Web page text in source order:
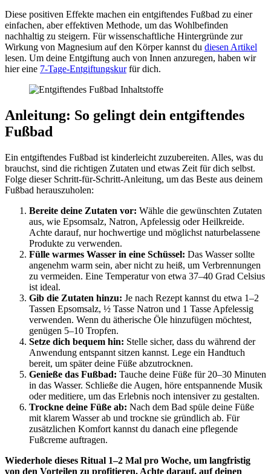
Diese positiven Effekte machen ein entgiftendes Fußbad zu einer
einfachen, aber effektiven Methode, um das Wohlbefinden
nachhaltig zu steigern. Für wissenschaftliche Hintergründe zur
Wirkung von Magnesium auf den Körper kannst du diesen Artikel
lesen. Um deine Entgiftung auch von Innen anzuregen, haben wir
hier eine 7-Tage-Entgiftungskurfür dich.
Anleitung: So gelingt dein entgiftendes
Fußbad
Ein entgiftendes Fußbad ist kinderleicht zuzubereiten. Alles, was du
brauchst, sind die richtigen Zutaten und etwas Zeit für dich selbst.
Folge dieser Schritt-für-Schritt-Anleitung, um das Beste aus deinem
Fußbad herauszuholen:
Bereite deine Zutaten vor: Wähle die gewünschten Zutaten
aus, wie Epsomsalz, Natron, Apfelessig oder Heilkreide.
Achte darauf, nur hochwertige und möglichst naturbelassene
Produkte zu verwenden.
Fülle warmes Wasser in eine Schüssel: Das Wasser sollte
angenehm warm sein, aber nicht zu heiß, um Verbrennungen
zu vermeiden. Eine Temperatur von etwa 37–40 Grad Celsius
ist ideal.
Gib die Zutaten hinzu: Je nach Rezept kannst du etwa 1–2
Tassen Epsomsalz, ½ Tasse Natron und 1 Tasse Apfelessig
verwenden. Wenn du ätherische Öle hinzufügen möchtest,
genügen 5–10 Tropfen.
Setze dich bequem hin: Stelle sicher, dass du während der
Anwendung entspannt sitzen kannst. Lege ein Handtuch
bereit, um später deine Füße abzutrocknen.
Genieße das Fußbad: Tauche deine Füße für 20–30 Minuten
in das Wasser. Schließe die Augen, höre entspannende Musik
oder meditiere, um das Erlebnis noch intensiver zu gestalten.
Trockne deine Füße ab: Nach dem Bad spüle deine Füße
mit klarem Wasser ab und trockne sie gründlich ab. Für
zusätzlichen Komfort kannst du danach eine pflegende
Fußcreme auftragen.
Wiederhole dieses Ritual 1–2 Mal pro Woche, um langfristig
von den Vorteilen zu profitieren. Achte darauf, auf deinen